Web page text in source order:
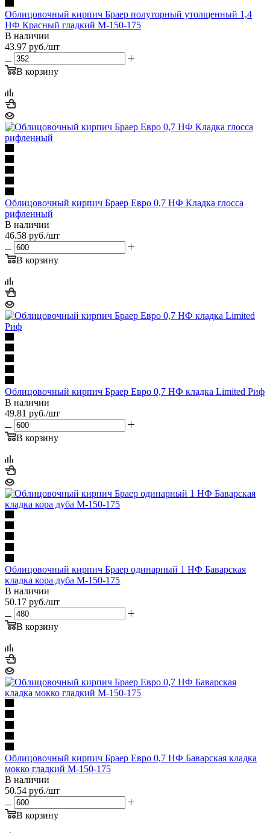
Облицовочный кирпич Браер полуторный утолщенный 1,4
НФ Красный гладкий М-150-175
В наличии
43.97 руб./шт
В корзину
Облицовочный кирпич Браер Евро 0,7 НФ Кладка глосса
рифленный
В наличии
46.58 руб./шт
В корзину
Облицовочный кирпич Браер Евро 0,7 НФ кладка Limited Риф
В наличии
49.81 руб./шт
В корзину
Облицовочный кирпич Браер одинарный 1 НФ Баварская
кладка кора дуба М-150-175
В наличии
50.17 руб./шт
В корзину
Облицовочный кирпич Браер Евро 0,7 НФ Баварская кладка
мокко гладкий М-150-175
В наличии
50.54 руб./шт
В корзину